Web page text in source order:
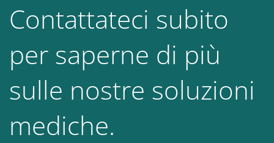
Contattateci subito
per saperne di più
sulle nostre soluzioni
mediche.